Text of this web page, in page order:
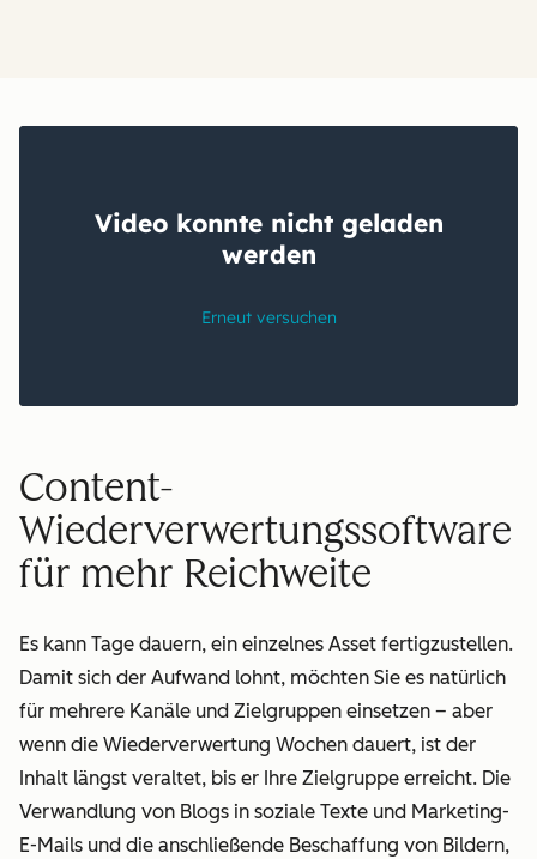
Content-
Wiederverwertungssoftware
für mehr Reichweite
Es kann Tage dauern, ein einzelnes Asset fertigzustellen.
Damit sich der Aufwand lohnt, möchten Sie es natürlich
für mehrere Kanäle und Zielgruppen einsetzen – aber
wenn die Wiederverwertung Wochen dauert, ist der
Inhalt längst veraltet, bis er Ihre Zielgruppe erreicht. Die
Verwandlung von Blogs in soziale Texte und Marketing-
E-Mails und die anschließende Beschaffung von Bildern,